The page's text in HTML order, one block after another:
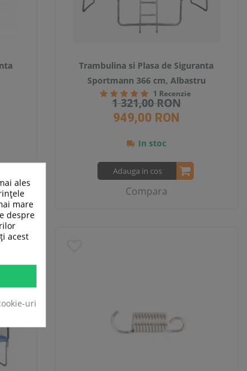
Trambulina si Plasa de Siguranta
Sportmann 366 cm, Albastru
1 Recenzie
1 321,00 RON
949,00 RON
In stoc
Adauga in cos
Compara
SUPER
ales
mare
despre
acest
uri